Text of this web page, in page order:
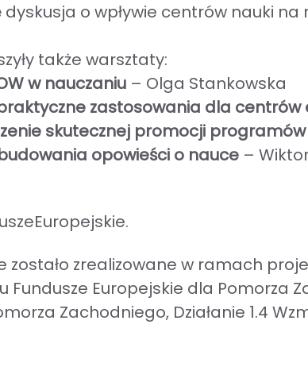
o wpływie centrów nauki na
także warsztaty:
w nauczaniu – Olga Stankowska
zastosowania dla
skutecznej promocji
opowieści o nauce –
zostało zrealizowane w ramach
Europejskie dla Pomorza
Zachodniego, Działanie 1.4